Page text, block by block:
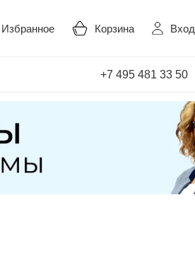
Избранное Корзина Вход
+7 495 481 33 50